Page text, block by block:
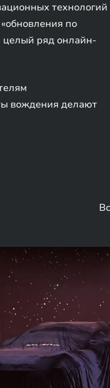
технологий
по
целый ряд онлайн-
вождения делают